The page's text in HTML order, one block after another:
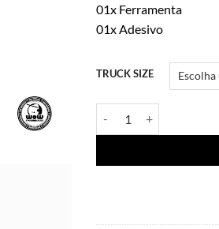
01x Ferramenta
01x Adesivo
TRUCK SIZE